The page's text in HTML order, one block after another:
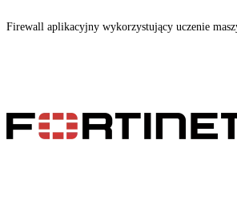
Firewall aplikacyjny wykorzystujący uczenie